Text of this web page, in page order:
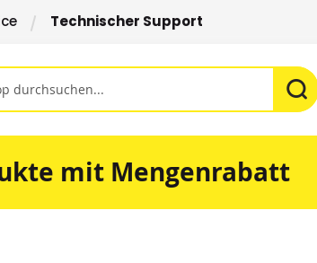
Technischer Support
mit Mengenrabatt